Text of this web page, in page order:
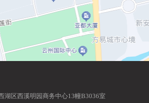
湖区西溪明园商务中心13幢B3036室